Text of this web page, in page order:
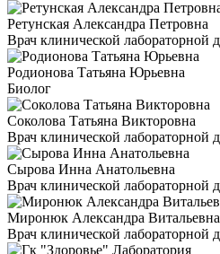
Ретунская Александра Петровна
Врач клинической лабораторной
Родионова Татьяна Юрьевна
Биолог
Соколова Татьяна Викторовна
Врач клинической лабораторной
Сырова Инна Анатольевна
Врач клинической лабораторной
Миронюк Александра Витальевна
Врач клинической лабораторной